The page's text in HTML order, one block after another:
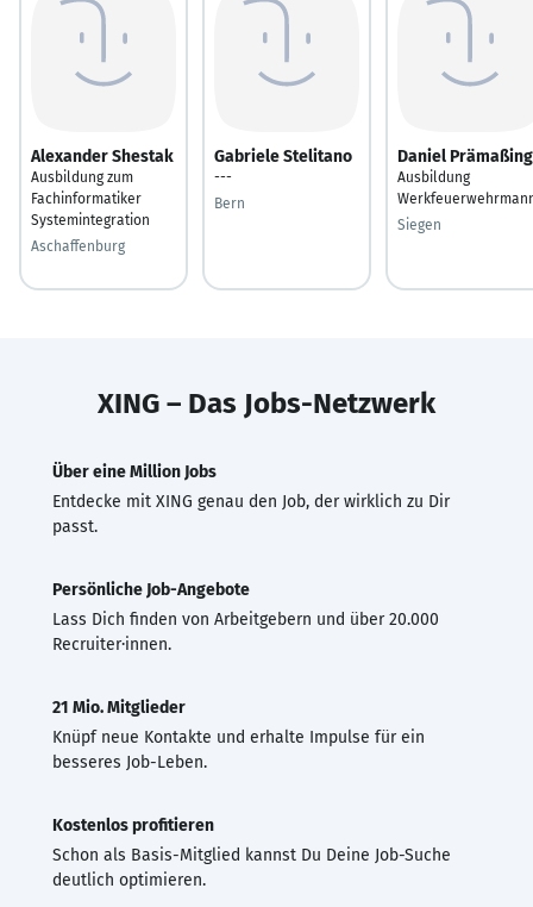
Alexander Shestak
Ausbildung zum
Fachinformatiker
Systemintegration
Aschaffenburg
Gabriele Stelitano
---
Bern
Daniel Prämaßing
Ausbildung
Siegen
XING – Das Jobs-Netzwerk
Über eine Million Jobs
Entdecke mit XING genau den Job, der wirklich zu Dir
passt.
Persönliche Job-Angebote
Lass Dich finden von Arbeitgebern und über 20.000
Recruiter·innen.
21 Mio. Mitglieder
Knüpf neue Kontakte und erhalte Impulse für ein
besseres Job-Leben.
Kostenlos profitieren
Schon als Basis-Mitglied kannst Du Deine Job-Suche
deutlich optimieren.